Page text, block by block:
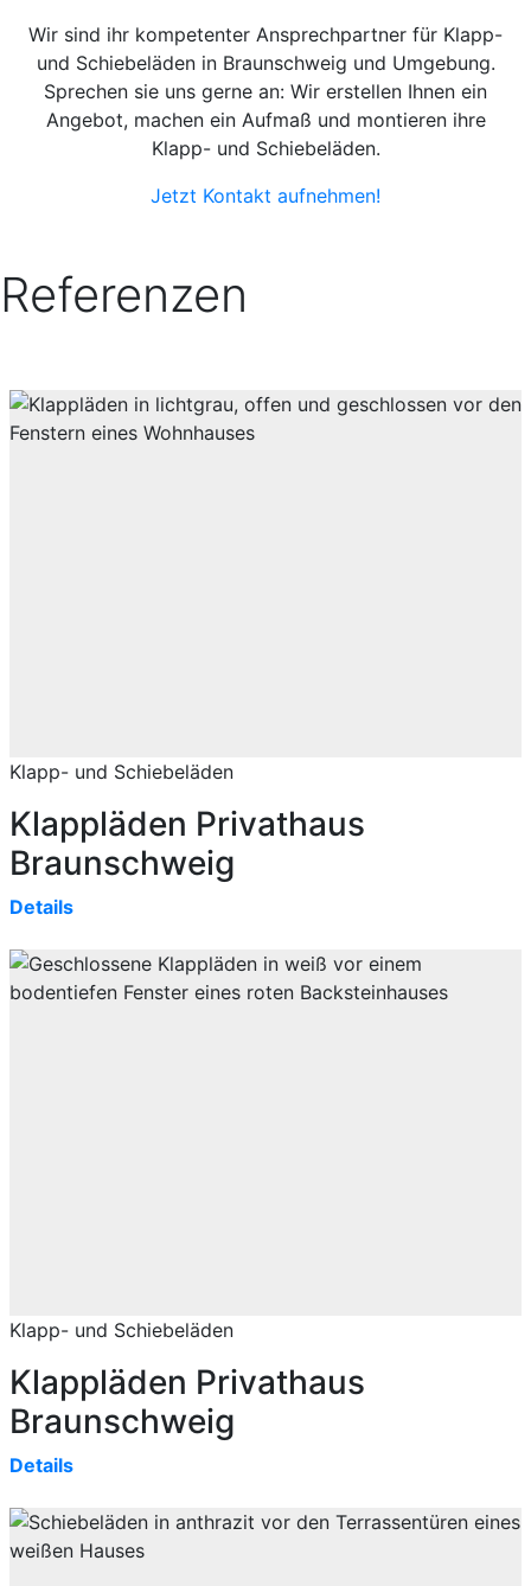
Wir sind ihr kompetenter Ansprechpartner für Klapp-
und Schiebeläden in Braunschweig und Umgebung.
Sprechen sie uns gerne an: Wir erstellen Ihnen ein
Angebot, machen ein Aufmaß und montieren ihre
Klapp- und Schiebeläden.
Jetzt Kontakt aufnehmen!
Referenzen
Klapp- und Schiebeläden
Klappläden Privathaus
Braunschweig
Details
Klapp- und Schiebeläden
Klappläden Privathaus
Braunschweig
Details